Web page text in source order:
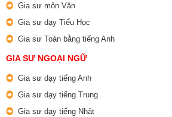
Gia sư môn Văn
Gia sư dạy Tiểu Học
Gia sư Toán bằng tiếng Anh
GIA SƯ NGOẠI NGỮ
Gia sư dạy tiếng Anh
Gia sư dạy tiếng Trung
Gia sư dạy tiếng Nhật